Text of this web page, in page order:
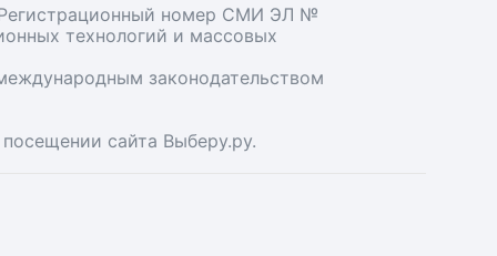
Регистрационный номер СМИ ЭЛ №
технологий и массовых
законодательством
сайта Выберу.ру.